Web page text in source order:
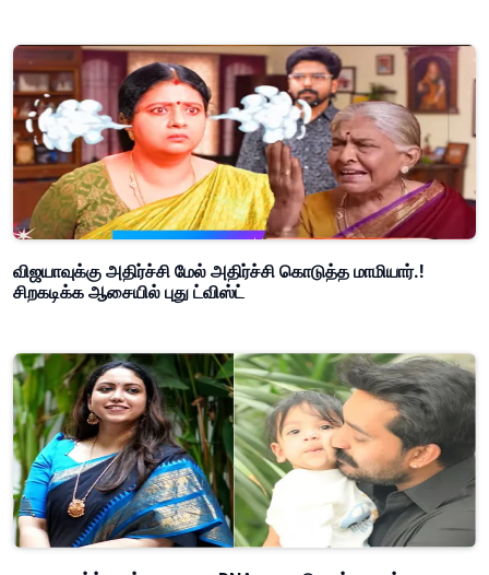
விஜயாவுக்கு அதிர்ச்சி மேல் அதிர்ச்சி கொடுத்த மாமியார்.!
சிறகடிக்க ஆசையில் புது ட்விஸ்ட்